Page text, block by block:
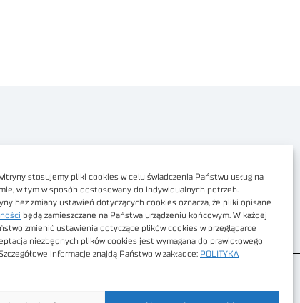
stosujemy pliki cookies w celu świadczenia Państwu usług na
w tym w sposób dostosowany do indywidualnych potrzeb.
bez zmiany ustawień dotyczących cookies oznacza, że pliki opisane
będą zamieszczane na Państwa urządzeniu końcowym. W każdej
zmienić ustawienia dotyczące plików cookies w przeglądarce
niezbędnych plików cookies jest wymagana do prawidłowego
informacje znajdą Państwo w zakładce: POLITYKA
cyfrowa
Portalu
sklepu